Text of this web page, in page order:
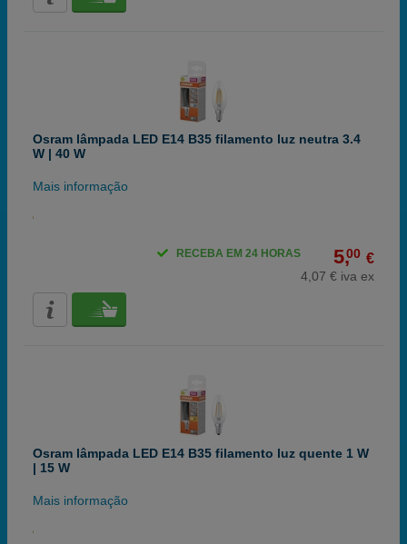
Osram lâmpada LED E14 B35 filamento luz neutra 3.4
W | 40 W
Mais informação
5,00 €
4,07 € iva ex
RECEBA EM 24 HORAS
Osram lâmpada LED E14 B35 filamento luz quente 1 W
| 15 W
Mais informação